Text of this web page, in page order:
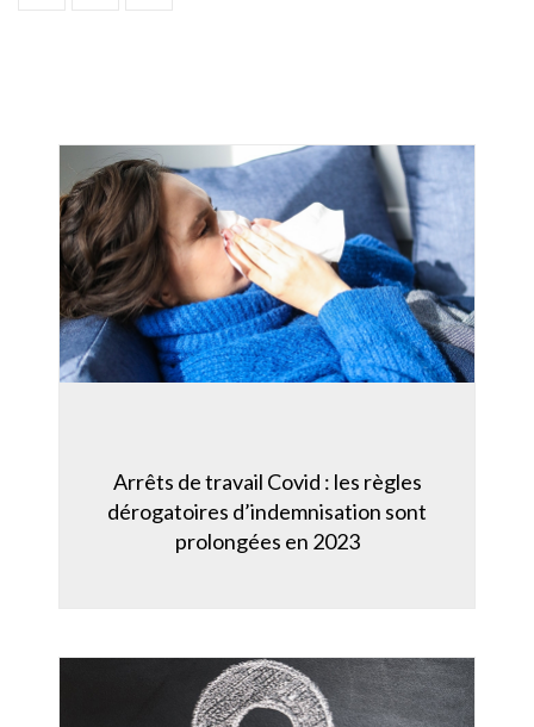
Arrêts de travail Covid : les règles
dérogatoires d’indemnisation sont
prolongées en 2023